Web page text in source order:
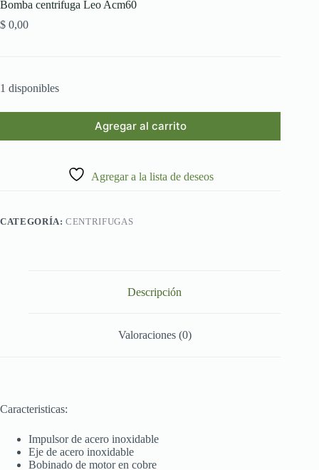
Bomba centrifuga Leo Acm60
$ 0,00
1 disponibles
Agregar al carrito
Agregar a la lista de deseos
CATEGORÍA:CENTRIFUGAS
Descripción
Valoraciones (0)
Caracteristicas:
Impulsor de acero inoxidable
Eje de acero inoxidable
Bobinado de motor en cobre